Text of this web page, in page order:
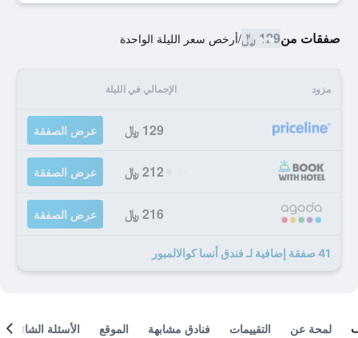
صفقات من129 ﷼ /أرخص سعر الليلة الواحدة
مزود الإجمالي في الليلة
129 ﷼ عرض الصفقة
212 ﷼ عرض الصفقة
216 ﷼ عرض الصفقة
41 صفقة إضافية لـ فندق أنسا كوالالمبور
لمحة عن التقييمات فنادق مشابهة الموقع الأسئلة الشائعة